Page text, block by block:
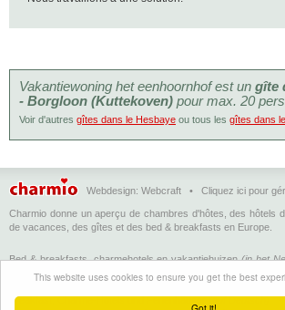
This website uses cookies to ensure you get the best
Vakantiewoning het eenhoornhof est un gîte
- Borgloon (Kuttekoven) pour max. 20
Voir d'autres gîtes dans le Hesbaye ou tous les gîtes dans
Webdesign: Webcraft • Cliquez ici pour
Charmio donne un aperçu de chambres d'hôtes, des hôtels
de vacances, des gîtes et des bed & breakfasts en Europe.
Bed & breakfasts, charmehotels en vakantiehuizen (in het
d'hôtes, hôtels de charme et logements de vacances
breakfasts, charming hotels and holiday accommodations
Breakfast, Charme-Hotels und Ferienhäuser (auf Deutsch)